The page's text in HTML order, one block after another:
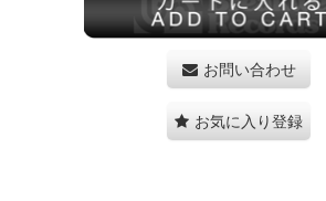
お問い合わせ
お気に入り登録